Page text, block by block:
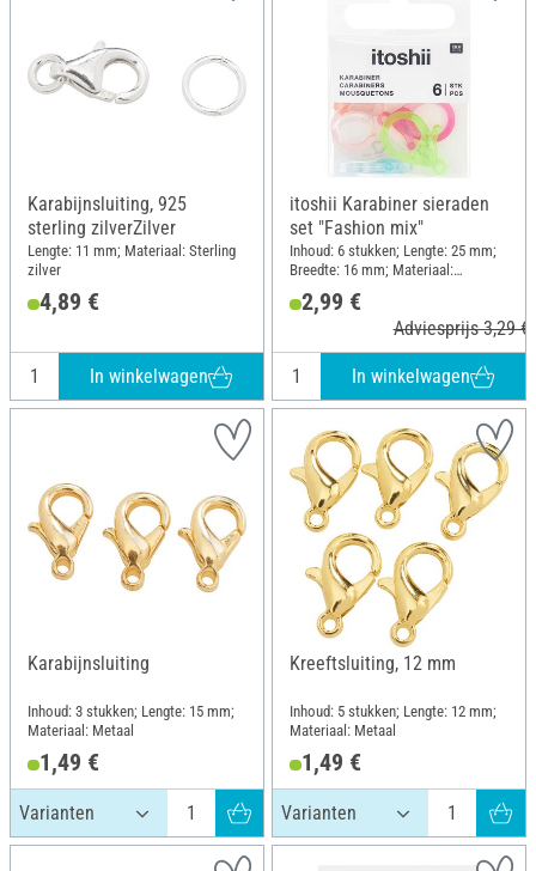
Karabijnsluiting, 925
sterling zilverZilver
Lengte: 11 mm; Materiaal: Sterling
zilver
4,89 €
In winkelwagen
itoshii Karabiner sieraden
set "Fashion mix"
Inhoud: 6 stukken; Lengte: 25 mm;
Breedte: 16 mm; Materiaal:
Kunststof
2,99 €
Adviesprijs 3,29 €
In winkelwagen
Karabijnsluiting
Inhoud: 3 stukken; Lengte: 15 mm;
Materiaal: Metaal
1,49 €
Kreeftsluiting, 12 mm
Inhoud: 5 stukken; Lengte: 12 mm;
Materiaal: Metaal
1,49 €